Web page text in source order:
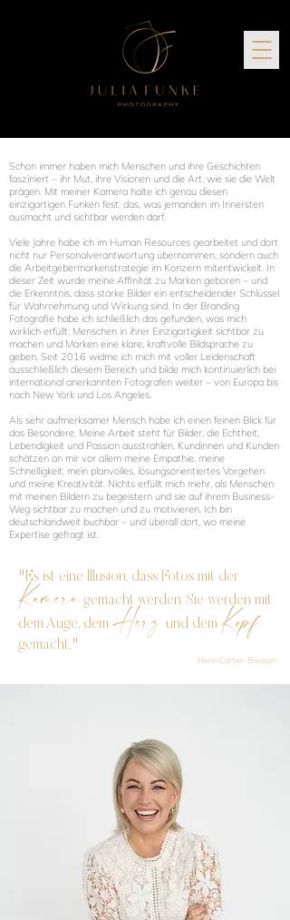
Schon immer haben mich Menschen und ihre Geschichten
fasziniert – ihr Mut, ihre Visionen und die Art, wie sie die Welt
prägen. Mit meiner Kamera halte ich genau diesen
einzigartigen Funken fest: das, was jemanden im Innersten
ausmacht und sichtbar werden darf.
Viele Jahre habe ich im Human Resources gearbeitet und dort
nicht nur Personalverantwortung übernommen, sondern auch
die Arbeitgebermarkenstrategie im Konzern mitentwickelt. In
dieser Zeit wurde meine Affinität zu Marken geboren – und
die Erkenntnis, dass starke Bilder ein entscheidender Schlüssel
für Wahrnehmung und Wirkung sind. In der Branding
Fotografie habe ich schließlich das gefunden, was mich
wirklich erfüllt: Menschen in ihrer Einzigartigkeit sichtbar zu
machen und Marken eine klare, kraftvolle Bildsprache zu
geben. Seit 2016 widme ich mich mit voller Leidenschaft
ausschließlich diesem Bereich und bilde mich kontinuierlich bei
international anerkannten Fotografen weiter – von Europa bis
nach New York und Los Angeles.
Als sehr aufmerksamer Mensch habe ich einen feinen Blick für
das Besondere. Meine Arbeit steht für Bilder, die Echtheit,
Lebendigkeit und Passion ausstrahlen. Kundinnen und Kunden
schätzen an mir vor allem meine Empathie, meine
Schnelligkeit, mein planvolles, lösungsorientiertes Vorgehen
und meine Kreativität. Nichts erfüllt mich mehr, als Menschen
mit meinen Bildern zu begeistern und sie auf ihrem Business-
Weg sichtbar zu machen und zu motivieren. Ich bin
deutschlandweit buchbar – und überall dort, wo meine
Expertise gefragt ist.
"Es ist eine Illusion, dass Fotos mit der
Kamera gemacht werden. Sie werden mit
dem Auge, dem Herz und dem Kopf
gemacht."
Henri Cartier-Bresson